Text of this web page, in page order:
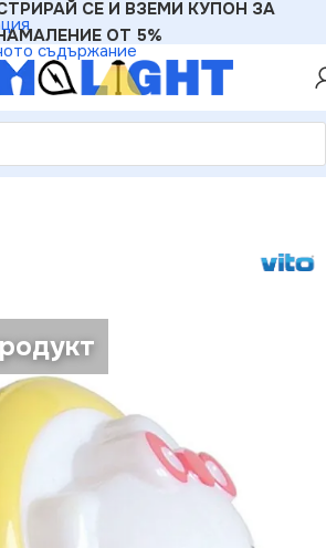
съдържание
СЕ И ВЗЕМИ КУПОН ЗА
ОТ 5%
KITTY 4xRЛЕД Green IP21 0.4W 220V